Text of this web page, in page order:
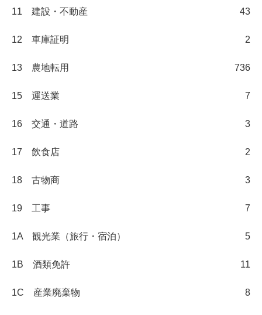
11 建設・不動産 43
12 車庫証明 2
13 農地転用 736
15 運送業 7
16 交通・道路 3
17 飲食店 2
18 古物商 3
19 工事 7
1A 観光業（旅行・宿泊） 5
1B 酒類免許 11
1C 産業廃棄物 8